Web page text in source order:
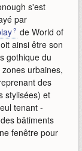
s'est
par
de World of
ainsi être son
gothique du
urbaines,
des
stylisées) et
tenant -
bâtiments
fenêtre pour